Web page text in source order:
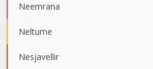
Neemrana
Neltume
Nesjavellir